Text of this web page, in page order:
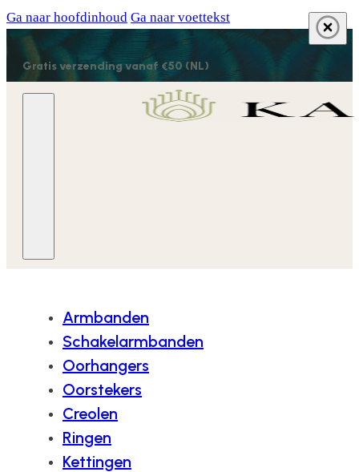
Ga naar hoofdinhoud Ga naar voettekst
Gratis verzending vanaf €50 (NL)
Armbanden
Schakelarmbanden
Oorhangers
Oorstekers
Creolen
Ringen
Kettingen